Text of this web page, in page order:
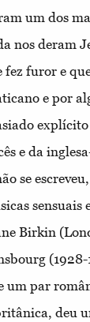
um dos
nos deram
fez furor e
e por
e da
se
sensuais
Birkin
um par
deu